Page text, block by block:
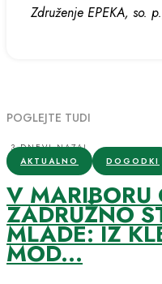
Združenje EPEKA, so.
POGLEJTE TUDI
3 DNEVI NAZAJ
AKTUALNO
DOGODKI
V MARIBORU
ZADRUŽNO
MLADE: IZ
MOD...